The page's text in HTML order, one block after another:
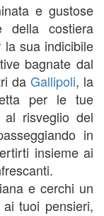
e gustose
della costiera
sua indicibile
bagnate dal
da Gallipoli, la
per le tue
risveglio del
in
insieme ai
e cerchi un
tuoi pensieri,